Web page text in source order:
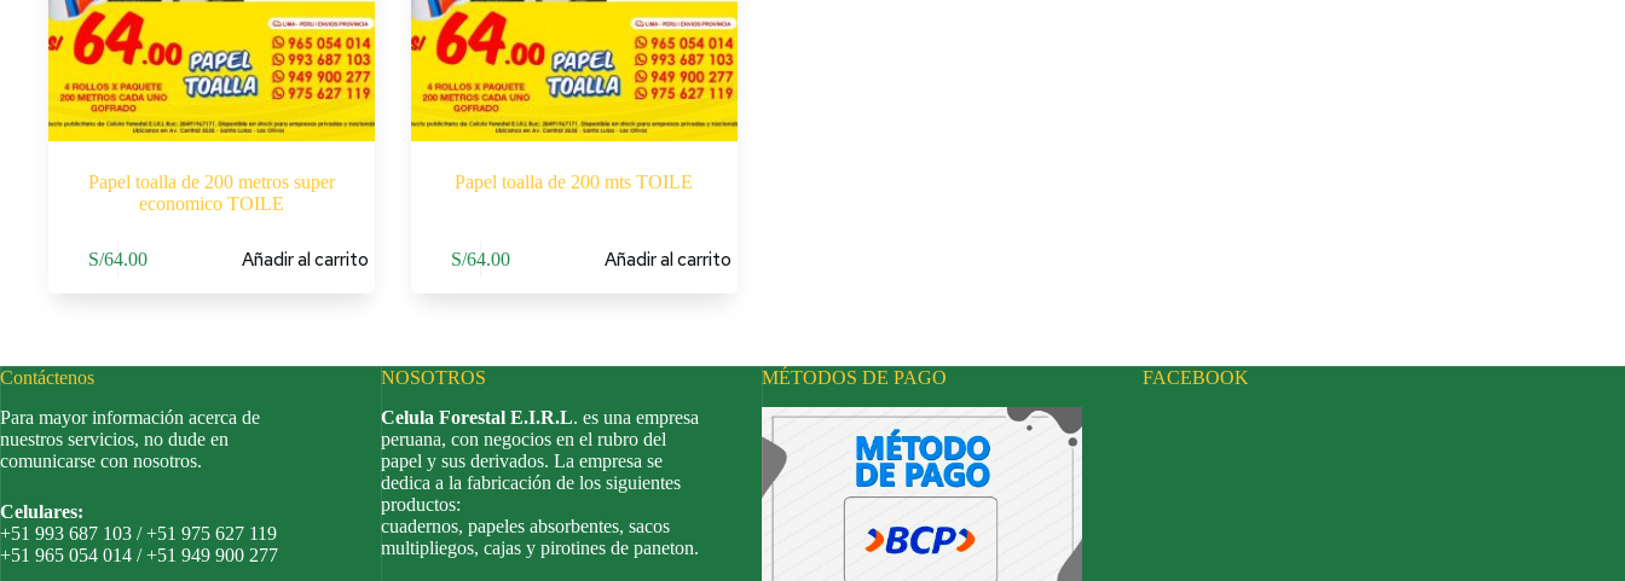
Papel toalla de 200 metros super
economico TOILE
S/64.00 Añadir al carrito
Papel toalla de 200 mts TOILE
S/64.00 Añadir al carrito
Contáctenos
Para mayor información acerca de
nuestros servicios, no dude en
comunicarse con nosotros.
Celulares:
+51 993 687 103 / +51 975 627 119
+51 965 054 014 / +51 949 900 277
NOSOTROS
Celula Forestal E.I.R.L. es una empresa
peruana, con negocios en el rubro del
papel y sus derivados. La empresa se
dedica a la fabricación de los siguientes
productos:
cuadernos, papeles absorbentes, sacos
multipliegos, cajas y pirotines de paneton.
MÉTODOS DE PAGO FACEBOOK